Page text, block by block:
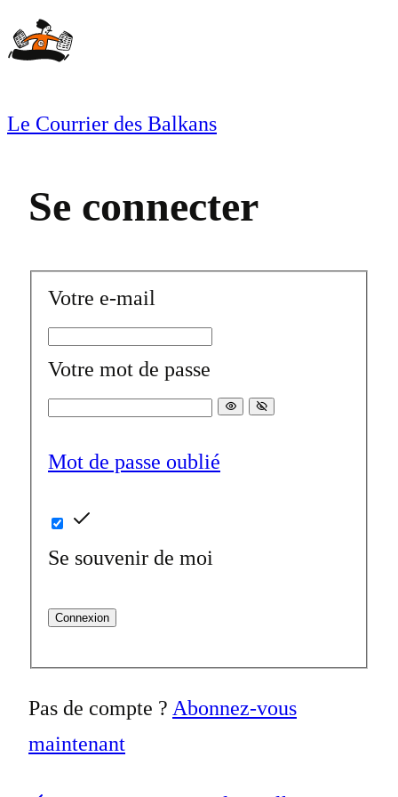
Aller
au
Le Courrier des Balkans
Se connecter
Votre e-mail
Votre mot de passe
Mot de passe oublié
Se souvenir de moi
Connexion
Pas de compte ? Abonnez-vous
maintenant